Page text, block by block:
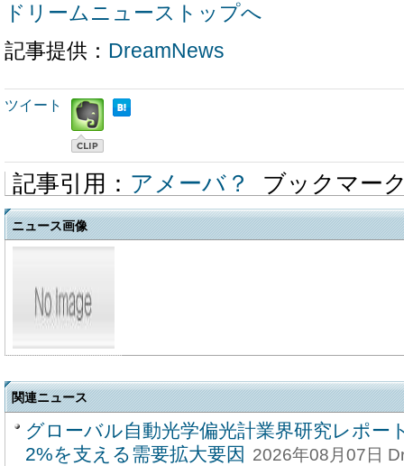
ドリームニューストップへ
記事提供： DreamNews
ツイート
記事引用： アメーバ？ ブックマー
ニュース画像
関連ニュース
グローバル自動光学偏光計業界研究レポー
2%を支える需要拡大要因 2026年08月07日